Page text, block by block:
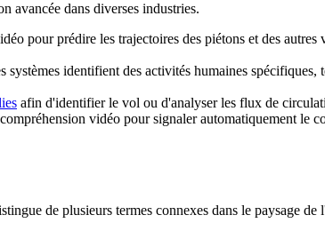
avancée dans diverses industries.
pour prédire les trajectoires des piétons et des
systèmes identifient des activités humaines
afin d'identifier le vol ou d'analyser les flux de
vidéo pour signaler automatiquement le
de plusieurs termes connexes dans le paysage de